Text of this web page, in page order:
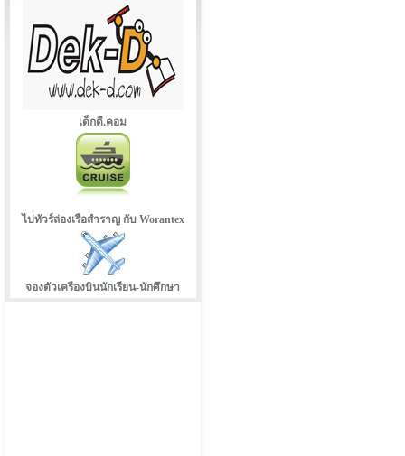
เด็กดี.คอม
ไปทัวร์ล่องเรือสำราญ กับ Worantex
จองตัวเครืองบินนักเรียน-นักศึกษา